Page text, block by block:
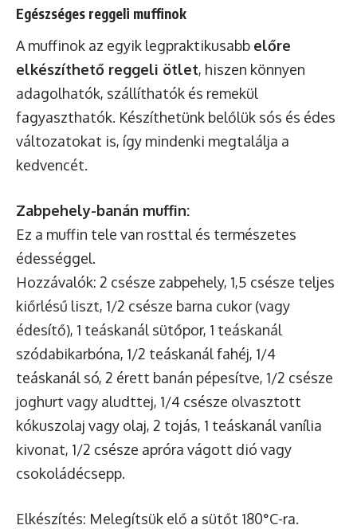
Egészséges reggeli muffinok
A muffinok az egyik legpraktikusabb előre
elkészíthető reggeli ötlet, hiszen könnyen
adagolhatók, szállíthatók és remekül
fagyaszthatók. Készíthetünk belőlük sós és édes
változatokat is, így mindenki megtalálja a
kedvencét.
Zabpehely-banán muffin:
Ez a muffin tele van rosttal és természetes
édességgel.
Hozzávalók: 2 csésze zabpehely, 1,5 csésze teljes
kiőrlésű liszt, 1/2 csésze barna cukor (vagy
édesítő), 1 teáskanál sütőpor, 1 teáskanál
szódabikarbóna, 1/2 teáskanál fahéj, 1/4
teáskanál só, 2 érett banán pépesítve, 1/2 csésze
joghurt vagy aludttej, 1/4 csésze olvasztott
kókuszolaj vagy olaj, 2 tojás, 1 teáskanál vanília
kivonat, 1/2 csésze apróra vágott dió vagy
csokoládécsepp.
Elkészítés: Melegítsük elő a sütőt 180°C-ra.